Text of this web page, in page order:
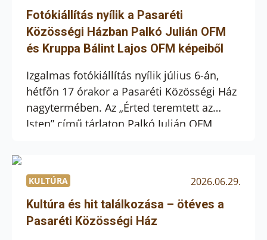
legkeményebb diktatúra éveiben volt
gyermek. Hogyan határozta meg
gyerekkorát a kor politikai légköre és a
családja keresztény értékrendje? […]
Fotókiállítás nyílik a Pasaréti
Közösségi Házban Palkó Julián OFM
és Kruppa Bálint Lajos OFM képeiből
Izgalmas fotókiállítás nyílik július 6-án,
hétfőn 17 órakor a Pasaréti Közösségi Ház
nagytermében. Az „Érted teremtett az
Isten” című tárlaton Palkó Julián OFM
fotósorozata egészít majd ki. A megnyitón
mindkét alkotó személyesen mutatja be
munkáit, betekintést engedve a képek
mögött rejlő gondolatokba és
KULTÚRA 2026.06.29.
Kultúra és hit találkozása – ötéves a
Pasaréti Közösségi Ház